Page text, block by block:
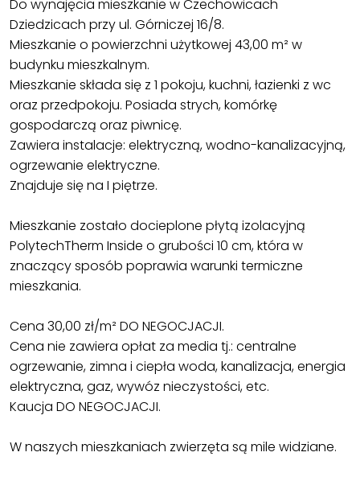
Do wynajęcia mieszkanie w Czechowicach
Dziedzicach przy ul. Górniczej 16/8.
Mieszkanie o powierzchni użytkowej 43,00 m² w
budynku mieszkalnym.
Mieszkanie składa się z 1 pokoju, kuchni, łazienki z wc
oraz przedpokoju. Posiada strych, komórkę
gospodarczą oraz piwnicę.
Zawiera instalacje: elektryczną, wodno-kanalizacyjną,
ogrzewanie elektryczne.
Znajduje się na I piętrze.
Mieszkanie zostało docieplone płytą izolacyjną
PolytechTherm Inside o grubości 10 cm, która w
znaczący sposób poprawia warunki termiczne
mieszkania.
Cena 30,00 zł/m² DO NEGOCJACJI.
Cena nie zawiera opłat za media tj.: centralne
ogrzewanie, zimna i ciepła woda, kanalizacja, energia
elektryczna, gaz, wywóz nieczystości, etc.
Kaucja DO NEGOCJACJI.
W naszych mieszkaniach zwierzęta są mile widziane.